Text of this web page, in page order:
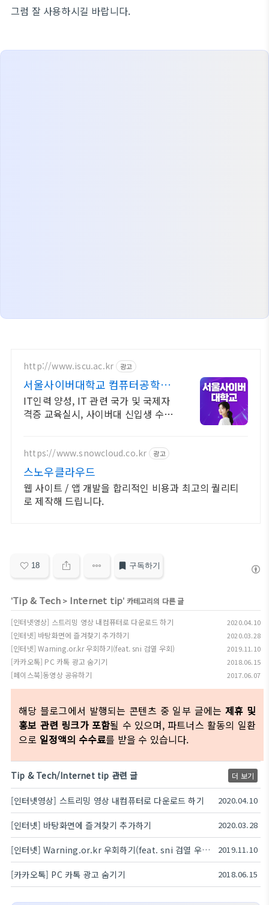
그럼 잘 사용하시길 바랍니다.
http://www.iscu.ac.kr 광고
서울사이버대학교 컴퓨터공학과
2026 가을학기 신편입생
IT인력 양성, IT 관련 국가 및 국제자
격증 교육실시, 사이버대 신입생 수 1
https://www.snowcloud.co.kr 광고
스노우클라우드
웹 사이트 / 앱 개발을 합리적인 비용과 최고의 퀄리티
로 제작해 드립니다.
18 구독하기
'Tip & Tech > Internet tip' 카테고리의 다른 글
[인터넷영상] 스트리밍 영상 내컴퓨터로 다운로드 하기 2020.04.10
[인터넷] 바탕화면에 즐겨찾기 추가하기 2020.03.28
[인터넷] Warning.or.kr 우회하기(feat. sni 검열 우회) 2019.11.10
[카카오톡] PC 카톡 광고 숨기기 2018.06.15
[페이스북]동영상 공유하기 2017.06.07
해당 블로그에서 발행되는 콘텐츠 중 일부 글에는 제휴 및
홍보 관련 링크가 포함될 수 있으며, 파트너스 활동의 일환
으로 일정액의 수수료를 받을 수 있습니다.
Tip & Tech/Internet tip 관련 글 더 보기
[인터넷영상] 스트리밍 영상 내컴퓨터로 다운로드 하기 2020.04.10
[인터넷] 바탕화면에 즐겨찾기 추가하기 2020.03.28
[인터넷] Warning.or.kr 우회하기(feat. sni 검열 우회) 2019.11.10
[카카오톡] PC 카톡 광고 숨기기 2018.06.15